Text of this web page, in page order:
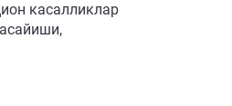
касалликлар